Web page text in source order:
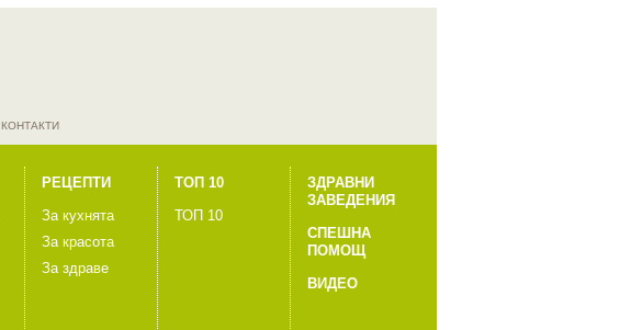
КОНТАКТИ
РЕЦЕПТИ
За кухнята
За красота
За здраве
ТОП 10
ТОП 10
ЗДРАВНИ
ЗАВЕДЕНИЯ
СПЕШНА
ПОМОЩ
ВИДЕО